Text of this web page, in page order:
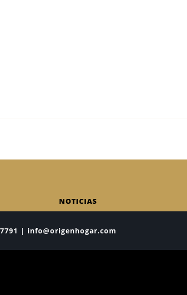
NOTICIAS
| info@origenhogar.com